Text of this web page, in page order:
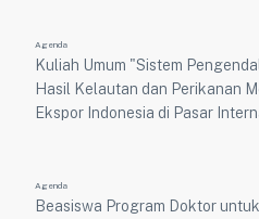
Agenda
Kuliah Umum "Sistem
Hasil Kelautan dan Perikanan
Ekspor Indonesia di Pasar
Agenda
Beasiswa Program Doktor